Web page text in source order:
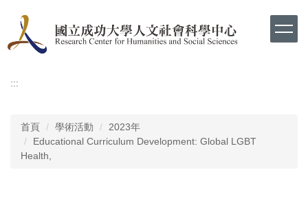
要
容
:::
首頁 學術活動
2023年
Educational Curriculum Development: Global LGBT
Health,